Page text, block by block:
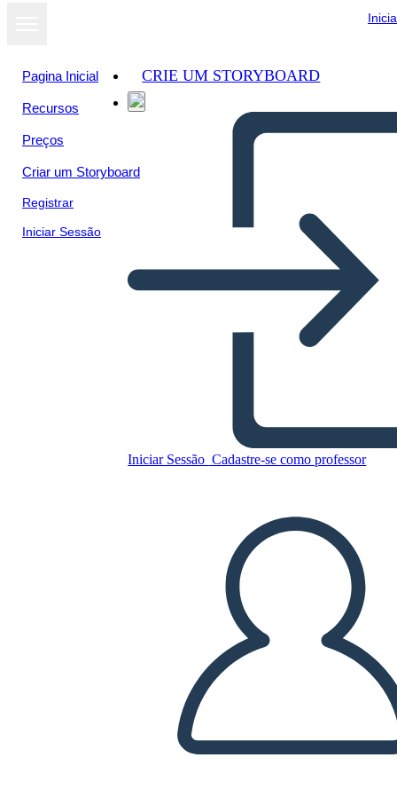
Pagina Inicial
Recursos
Preços
Criar um Storyboard
Registrar
Iniciar Sessão
CRIE UM STORYBOARD
Iniciar Sessão Cadastre-se como professor
REPRODUZIR APRESENTAÇÃO DE SLIDES
LEIA PRA MIM